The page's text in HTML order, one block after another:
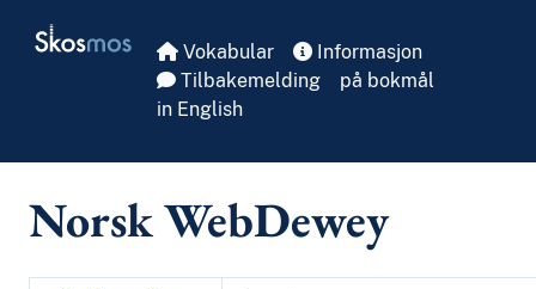
Skosmos Vokabular
Informasjon
Tilbakemelding
på bokmål
in English
Norsk WebDewey